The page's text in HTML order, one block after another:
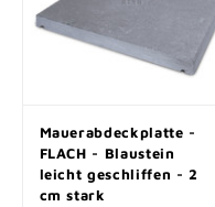
Mauerabdeckplatte -
FLACH - Blaustein
leicht geschliffen - 2
cm stark